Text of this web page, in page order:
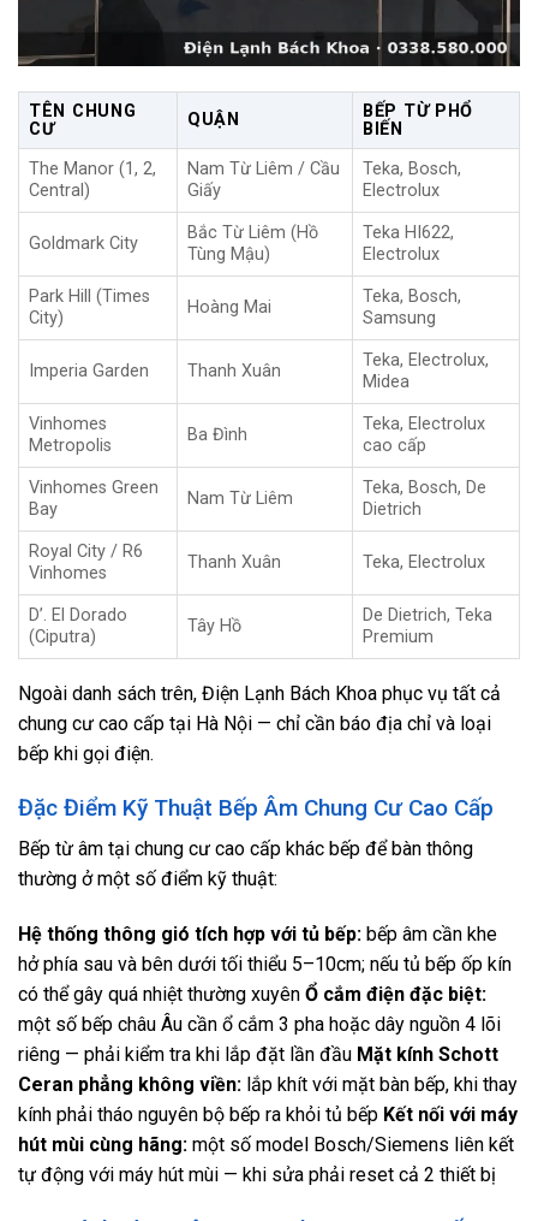
TÊN CHUNG
CƯ
QUẬN
BẾP TỪ PHỔ
BIẾN
The Manor (1, 2,
Central)
Nam Từ Liêm / Cầu
Giấy
Teka, Bosch,
Electrolux
Goldmark City
Bắc Từ Liêm (Hồ
Tùng Mậu)
Teka HI622,
Electrolux
Park Hill (Times
City)
Hoàng Mai
Teka, Bosch,
Samsung
Imperia Garden Thanh Xuân
Teka, Electrolux,
Midea
Vinhomes
Metropolis
Ba Đình
Teka, Electrolux
cao cấp
Vinhomes Green
Bay
Nam Từ Liêm
Teka, Bosch, De
Dietrich
Royal City / R6
Vinhomes
Thanh Xuân Teka, Electrolux
D’. El Dorado
(Ciputra)
Tây Hồ
De Dietrich, Teka
Premium
Ngoài danh sách trên, Điện Lạnh Bách Khoa phục vụ tất cả
chung cư cao cấp tại Hà Nội — chỉ cần báo địa chỉ và loại
bếp khi gọi điện.
Đặc Điểm Kỹ Thuật Bếp Âm Chung Cư Cao Cấp
Bếp từ âm tại chung cư cao cấp khác bếp để bàn thông
thường ở một số điểm kỹ thuật:
Hệ thống thông gió tích hợp với tủ bếp: bếp âm cần khe
hở phía sau và bên dưới tối thiểu 5–10cm; nếu tủ bếp ốp kín
có thể gây quá nhiệt thường xuyên Ổ cắm điện đặc biệt:
một số bếp châu Âu cần ổ cắm 3 pha hoặc dây nguồn 4 lõi
riêng — phải kiểm tra khi lắp đặt lần đầu Mặt kính Schott
Ceran phẳng không viền: lắp khít với mặt bàn bếp, khi thay
kính phải tháo nguyên bộ bếp ra khỏi tủ bếp Kết nối với máy
hút mùi cùng hãng: một số model Bosch/Siemens liên kết
tự động với máy hút mùi — khi sửa phải reset cả 2 thiết bị